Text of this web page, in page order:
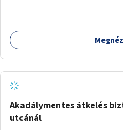
Akadálymentes átkelés
utcánál